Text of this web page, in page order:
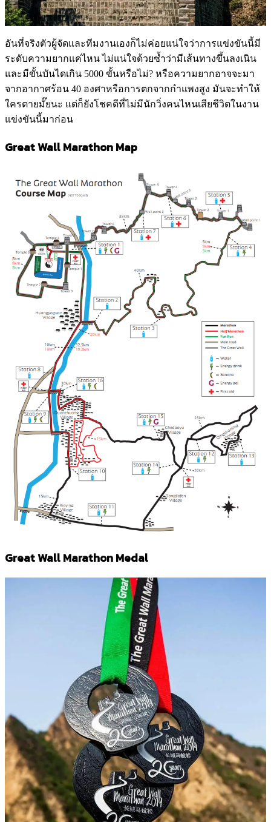
อันที่จริงตัวผู้จัดและทีมงานเองก็ไม่ค่อยแน่ใจว่าการแข่งขันนี้มี
ระดับความยากแค่ไหน ไม่แน่ใจด้วยซ้ำว่ามีเส้นทางขึ้นลงเนิน
และมีขั้นบันไดเกิน 5000 ขั้นหรือไม่? หรือความยากอาจจะมา
จากอากาศร้อน 40 องศาหรือการตกจากกำแพงสูง มันจะทำให้
ใครตายมั๊ยนะ แต่ก็ยังโชคดีที่ไม่มีนักวิ่งคนไหนเสียชีวิตในงาน
แข่งขันนี้มาก่อน
Great Wall Marathon Map
Great Wall Marathon Medal